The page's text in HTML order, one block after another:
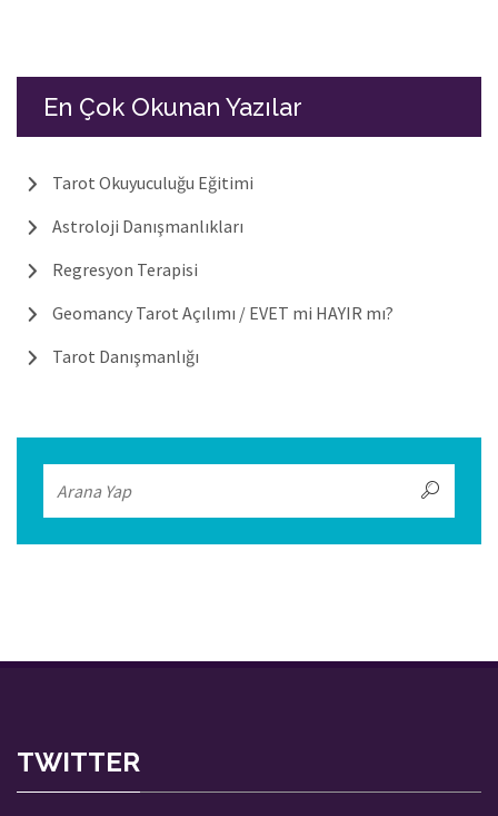
En Çok Okunan Yazılar
Tarot Okuyuculuğu Eğitimi
Astroloji Danışmanlıkları
Regresyon Terapisi
Geomancy Tarot Açılımı / EVET mi HAYIR mı?
Tarot Danışmanlığı
TWITTER